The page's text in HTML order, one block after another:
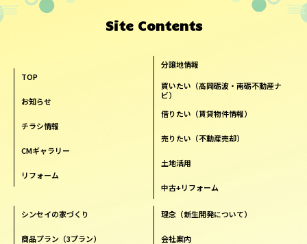
Site Contents
TOP
お知らせ
チラシ情報
CMギャラリー
リフォーム
分譲地情報
買いたい（高岡砺波・南砺不動産ナ
ビ）
借りたい（賃貸物件情報）
売りたい（不動産売却）
土地活用
中古+リフォーム
シンセイの家づくり
商品プラン（3プラン）
理念（新生開発について）
会社案内